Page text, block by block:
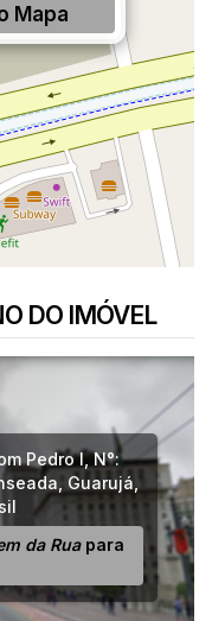
Mapa
DO IMÓVEL
Pedro I,N°:
Guarujá
da Ruapara